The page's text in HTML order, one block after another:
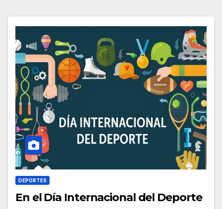
DEPORTES
En el Día Internacional del Deporte